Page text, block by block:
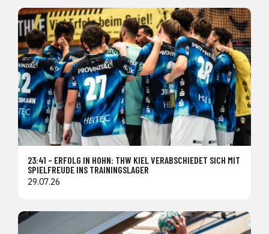
23:41 – ERFOLG IN HOHN: THW KIEL VERABSCHIEDET SICH MIT
SPIELFREUDE INS TRAININGSLAGER
29.07.26